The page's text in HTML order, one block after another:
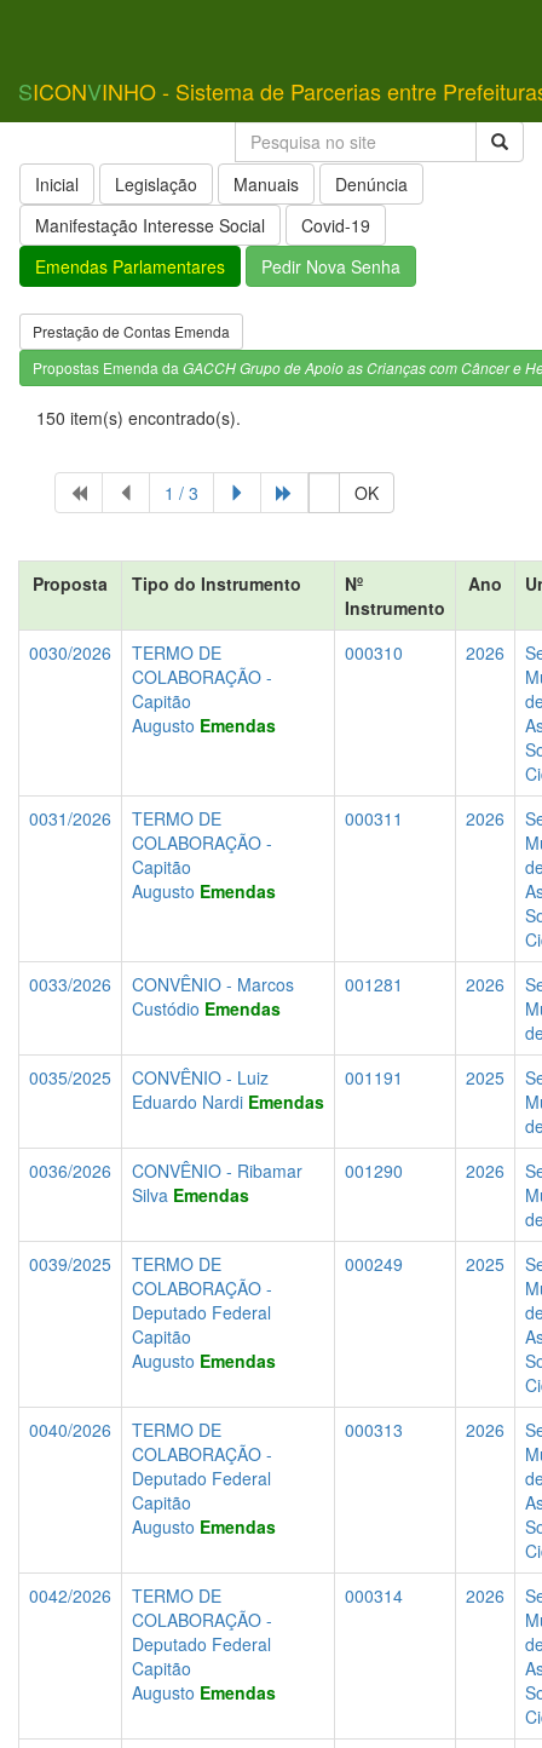
SICONVINHO - Sistema de Parcerias entre
Inicial Legislação Manuais
Denúncia
Manifestação Interesse Social
Covid-19
Emendas Parlamentares
Pedir Nova Senha
Prestação de Contas Emenda
Propostas Emenda da GACCH Grupo de Apoio as Crianças com Câncer e
150 item(s) encontrado(s).
1 / 3 OK
Proposta Tipo do Instrumento
Nº
Instrumento
Ano
0030/2026
TERMO DE
COLABORAÇÃO -
Capitão
Augusto Emendas
000310 2026
0031/2026
TERMO DE
COLABORAÇÃO -
Capitão
Augusto Emendas
000311 2026
0033/2026
CONVÊNIO - Marcos
Custódio Emendas
001281 2026
0035/2025
CONVÊNIO - Luiz
Eduardo Nardi Emendas
001191 2025
0036/2026
CONVÊNIO - Ribamar
Silva Emendas
001290 2026
0039/2025
TERMO DE
COLABORAÇÃO -
Deputado Federal
Capitão
Augusto Emendas
000249 2025
0040/2026
TERMO DE
COLABORAÇÃO -
Deputado Federal
Capitão
Augusto Emendas
000313 2026
0042/2026
TERMO DE
COLABORAÇÃO -
Deputado Federal
Capitão
Augusto Emendas
000314 2026